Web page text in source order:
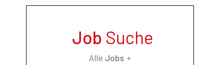
Job Suche
Alle Jobs